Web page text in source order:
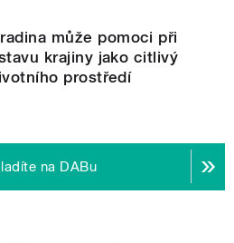
může pomoci při
krajiny jako citlivý
prostředí
na DABu